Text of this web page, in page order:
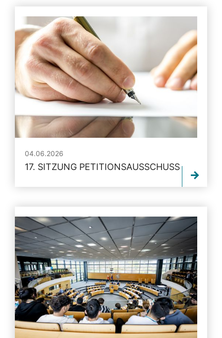
04.06.2026
17. SITZUNG PETITIONSAUSSCHUSS